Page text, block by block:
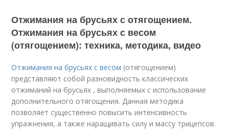
Отжимания на брусьях с отягощением.
Отжимания на брусьях с весом
(отягощением): техника, методика, видео
Отжимания на брусьях с весом (отягощением)
представляют собой разновидность классических
отжиманий на брусьях , выполняемых с использование
дополнительного отягощения. Данная методика
позволяет существенно повысить интенсивность
упражнения, а также наращивать силу и массу трицепсов.